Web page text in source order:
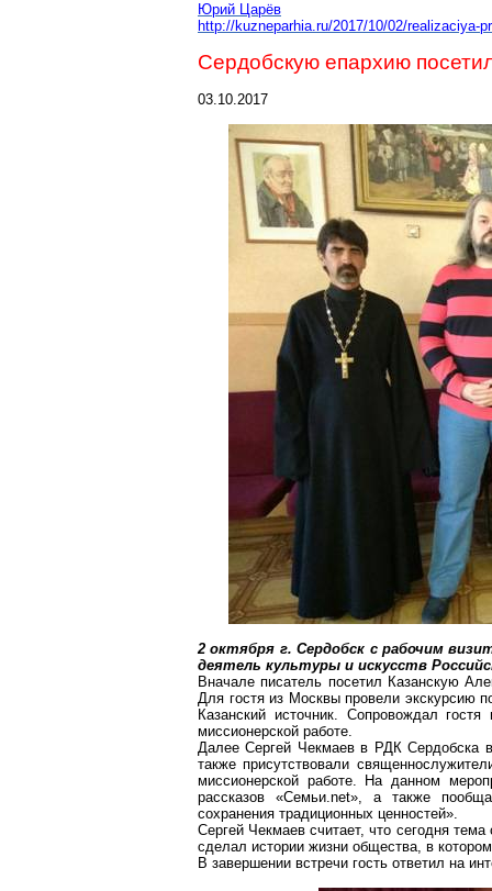
Юрий Царёв
http://kuzneparhia.ru/2017/10/02/realizaciya-
Сердобскую епархию
03.10.2017
2 октября г. Сердобск с рабочим
деятель культуры и искусств
Вначале писатель посетил Казанскую
Для гостя из Москвы провели экскурсию
Казанский источник. Сопровождал
миссионерской работе.
Далее Сергей Чекмаевв РДК Сердобска
также присутствовали
миссионерской работе. На данном
рассказов «Семьи.net», а также
сохранения традиционных ценностей».
Сергей Чекмаев считает, что сегодня
сделал истории жизни общества, в
В завершении встречи гость ответил на